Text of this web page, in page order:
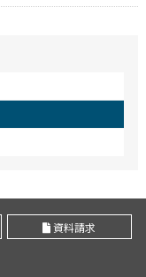
資料請求